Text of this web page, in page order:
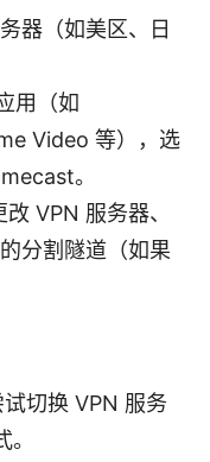
器（如美区、日
用（如
Video 等），选
。
VPN 服务器、
分割隧道（如果
切换 VPN 服务